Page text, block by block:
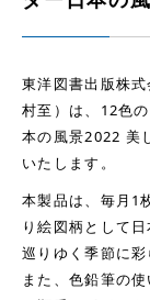
東洋図書出版株
村至）は、12色
本の風景2022 美
いたします。
本製品は、毎月1
り絵図柄として
巡りゆく季節に彩
また、色鉛筆の